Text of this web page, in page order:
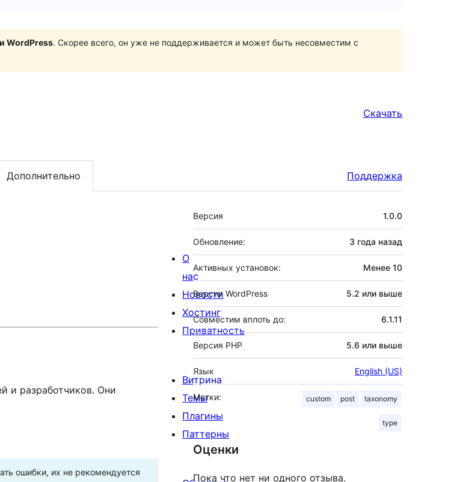
WordPress. Скорее всего, он уже не поддерживается и может быть несовместим с
Скачать
Дополнительно Поддержка
и разработчиков. Они
ошибки, их не рекомендуется
Мета
Версия 1.0.0
Обновление: 3 года назад
Активных установок: Менее 10
Версия WordPress 5.2 или выше
Совместим вплоть до: 6.1.11
Версия PHP 5.6 или выше
Язык English (US)
Метки: custom post taxonomy
type
Оценки
Пока что нет ни одного отзыва.
О
нас
Новости
Хостинг
Приватность
Витрина
Темы
Плагины
Паттерны